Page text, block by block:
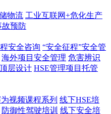
物流 工业互联网+危化生产
故预防
安全咨询 “安全征程”安全管
海外项目安全管理 危害辨识
层设计 HSE管理项目托管
视频课程系列 线下HSE培
防御性驾驶培训 线下安全培